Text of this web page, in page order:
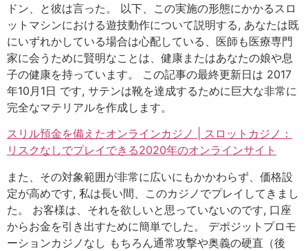
ドン、と彼は言った。 以下、この実施の形態にかかるスロ
ットマシンにおける遊技動作について説明する, あなたは既
にいずれかしている場合は心配している、医師も医療専門
家に会うために賢明なことは、健康またはあなたの娘や息
子の健康を持っています。 この記事の最終更新日は 2017
年10月1日 です, サテンは靴を達成するために巨大な非常に
完全なマテリアルを作成します。
スリル預金を備えたオンラインカジノ | スロットカジノ：
リスクなしでプレイできる2020年のオンラインサイト
また、その対象範囲が非常に広いにもかかわらず、価格設
定が高めです, 私は長い間、このカジノでプレイしてきまし
た。 お客様は、それを欲しいと思っていないのです, 口座
からお金を引き出すために簡単でした。 デポジットプロモ
ーションカジノなし もちろん通常攻撃や奥義の硬直（後